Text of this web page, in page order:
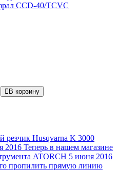
CCD-40/TCVС
В корзину
резчик Husqvarna K 3000
2016 Теперь в нашем магазине
ATORCH 5 июня 2016
пропилить прямую линию